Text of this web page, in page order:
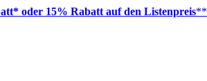
oder 15% Rabatt auf den Listenpreis**